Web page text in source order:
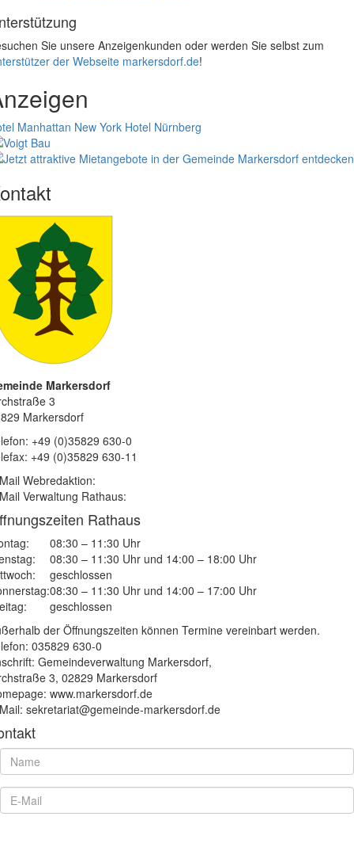
Sie unsere Anzeigenkunden oder werden Sie selbst zum
der Webseite markersdorf.de!
Manhattan New York Hotel Nürnberg
Markersdorf
3
Markersdorf
+49 (0)35829 630-0
+49 (0)35829 630-11
Webredaktion:
Verwaltung Rathaus:
Rathaus
08:30 – 11:30 Uhr
08:30 – 11:30 Uhr und 14:00 – 18:00 Uhr
geschlossen
08:30 – 11:30 Uhr und 14:00 – 17:00 Uhr
geschlossen
der Öffnungszeiten können Termine vereinbart werden.
035829 630-0
Gemeindeverwaltung Markersdorf,
3, 02829 Markersdorf
www.markersdorf.de
sekretariat@gemeinde-markersdorf.de